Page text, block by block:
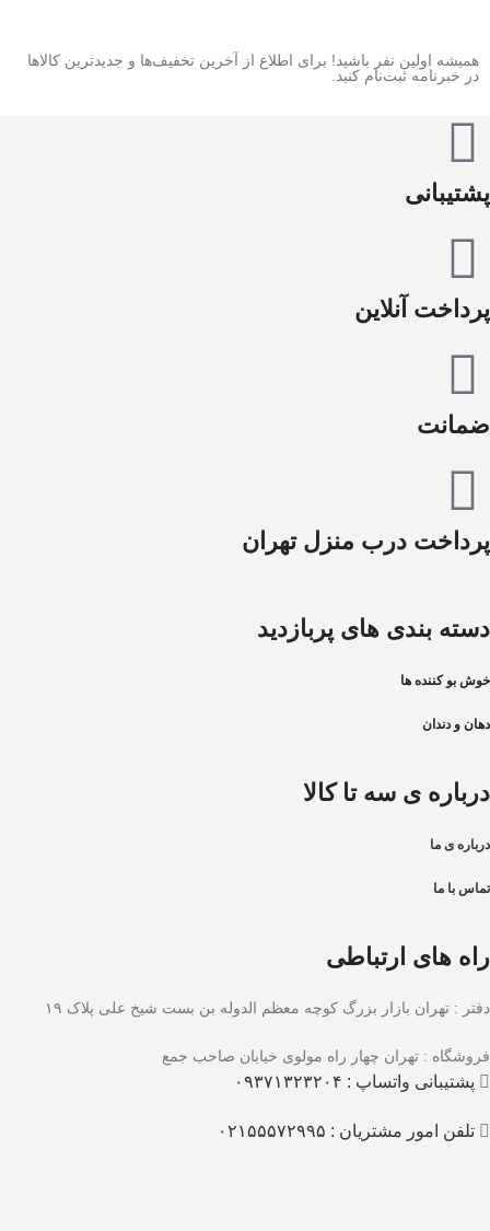
همیشه اولین نفر باشید! برای اطلاع از آخرین تخفیف‌ها و جدیدترین کالاها
در خبرنامه ثبت‌نام کنید.
پشتیبانی
پرداخت آنلاین
ضمانت
پرداخت درب منزل تهران
دسته بندی های پربازدید
خوش بو کننده ها
دهان و دندان
درباره ی سه تا کالا
درباره ی ما
تماس با ما
راه های ارتباطی
دفتر : تهران بازار بزرگ کوچه معظم الدوله بن بست شیخ علی پلاک ۱۹
فروشگاه : تهران چهار راه مولوی خیابان صاحب جمع
پشتیبانی واتساپ : ۰۹۳۷۱۳۲۳۲۰۴
تلفن امور مشتریان : ۰۲۱۵۵۵۷۲۹۹۵